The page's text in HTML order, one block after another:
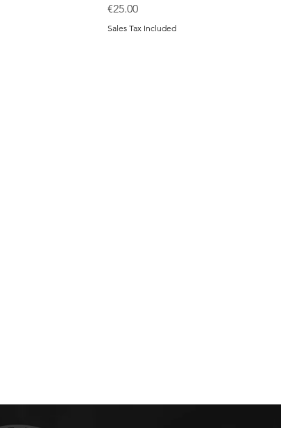
Price
€25.00
Sales Tax Included